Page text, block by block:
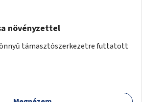
növényzettel
támasztószerkezetre futtatott